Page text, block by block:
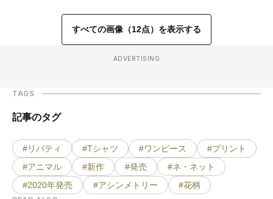
すべての画像（12点）を表示する
ADVERTISING
TAGS
記事のタグ
#リバティ #Tシャツ #ワンピース
#プリント
#アニマル
#新作 #発売
#ネ・ネット
#2020年発売
#アシンメトリー #花柄